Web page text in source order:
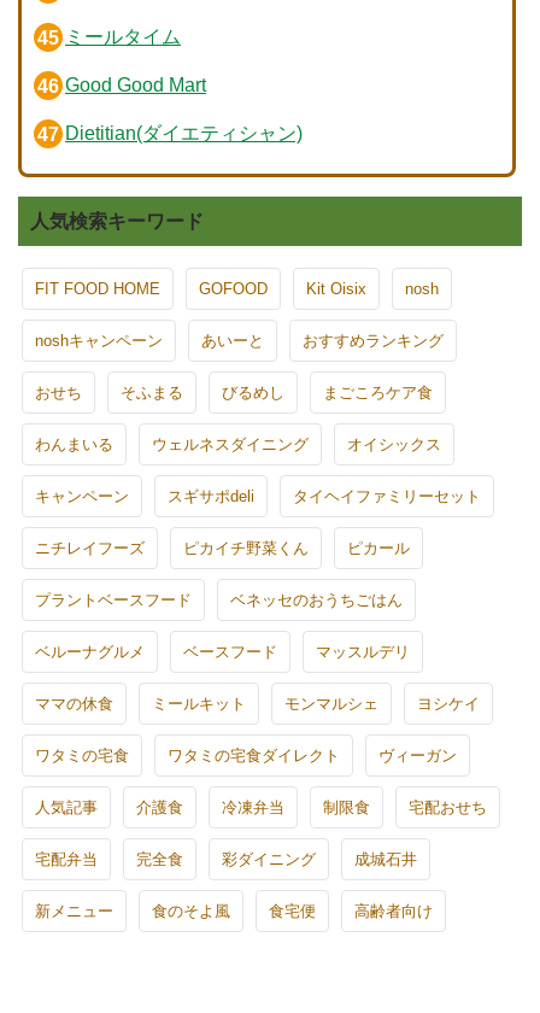
ミールタイム
Good Good Mart
Dietitian(ダイエティシャン)
人気検索キーワード
FIT FOOD HOME GOFOOD Kit Oisix nosh
noshキャンペーン あいーと おすすめランキング
おせち そふまる びるめし まごころケア食
わんまいる ウェルネスダイニング オイシックス
キャンペーン スギサポdeli タイヘイファミリーセット
ニチレイフーズ ピカイチ野菜くん ピカール
プラントベースフード ベネッセのおうちごはん
ベルーナグルメ ベースフード マッスルデリ
ママの休食 ミールキット モンマルシェ ヨシケイ
ワタミの宅食 ワタミの宅食ダイレクト ヴィーガン
人気記事 介護食 冷凍弁当 制限食 宅配おせち
宅配弁当 完全食 彩ダイニング 成城石井
新メニュー 食のそよ風 食宅便 高齢者向け